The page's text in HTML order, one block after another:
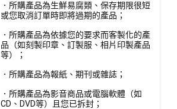
．所購產品為生鮮易腐類、保存期限很短
或您取消訂單時即將過期的產品；
．所購產品為依據您的要求而客製化的產
品（如刻製印章、訂製服、相片印製產品
等）；
．所購產品為報紙、期刊或雜誌；
．所購產品為影音商品或電腦軟體（如
CD、DVD等）且您已拆封；